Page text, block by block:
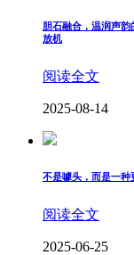
胆石融合，温润声
放机
阅读全文
2025-08-14
不是噱头，而是一种
阅读全文
2025-06-25